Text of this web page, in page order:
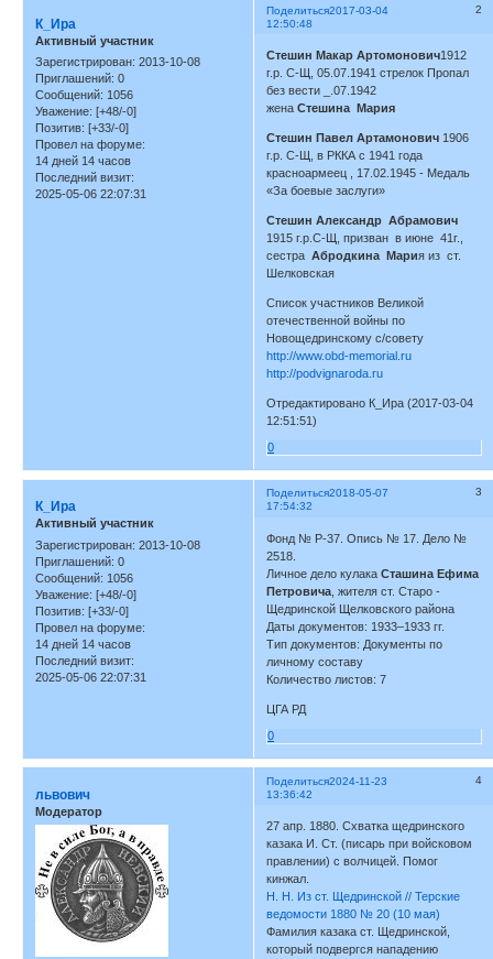
Поделиться 2
2017-03-04
12:50:48
К_Ира
Активный участник
Зарегистрирован: 2013-10-08
Приглашений: 0
Сообщений: 1056
Уважение: [+48/-0]
Позитив: [+33/-0]
Провел на форуме:
14 дней 14 часов
Последний визит:
2025-05-06 22:07:31
Стешин Макар Артомонович1912
г.р. С-Щ, 05.07.1941 стрелок Пропал
без вести _.07.1942
женаСтешина Мария
Стешин Павел Артамонович 1906
г.р. С-Щ, в РККА с 1941 года
красноармеец , 17.02.1945 - Медаль
«За боевые заслуги»
Стешин Александр Абрамович
1915 г.р.С-Щ, призван в июне 41г.,
сестраАбродкина Мария из ст.
Шелковская
Список участников Великой
отечественной войны по
Новощедринскому с/совету
http://www.obd-memorial.ru
http://podvignaroda.ru
Отредактировано К_Ира (2017-03-04
12:51:51)
0
Поделиться 3
2018-05-07
17:54:32
К_Ира
Активный участник
Зарегистрирован: 2013-10-08
Приглашений: 0
Сообщений: 1056
Уважение: [+48/-0]
Позитив: [+33/-0]
Провел на форуме:
14 дней 14 часов
Последний визит:
2025-05-06 22:07:31
Фонд № Р-37. Опись № 17. Дело №
2518.
Личное дело кулакаСташина Ефима
Петровича , жителя ст. Старо -
Щедринской Щелковского района
Даты документов: 1933–1933 гг.
Тип документов: Документы по
личному составу
Количество листов: 7
ЦГА РД
0
Поделиться 4
2024-11-23
13:36:42
львович
Модератор
27 апр. 1880. Схватка щедринского
казака И. Ст. (писарь при войсковом
правлении) с волчицей. Помог
кинжал.
Н. Н. Из ст. Щедринской // Терские
ведомости 1880 № 20 (10 мая)
Фамилия казака ст. Щедринской,
который подвергся нападению